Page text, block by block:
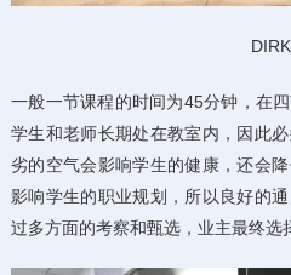
DIRK
一般一节课程的时间为45分钟，在
学生和老师长期处在教室内，因此
劣的空气会影响学生的健康，还会
影响学生的职业规划，所以良好的
过多方面的考察和甄选，业主最终选